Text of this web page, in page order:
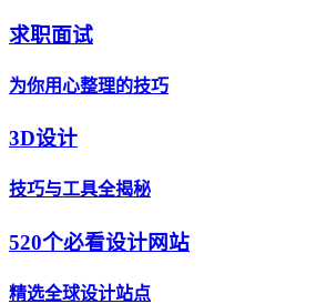
求职面试
为你用心整理的技巧
3D设计
技巧与工具全揭秘
520个必看设计网站
精选全球设计站点